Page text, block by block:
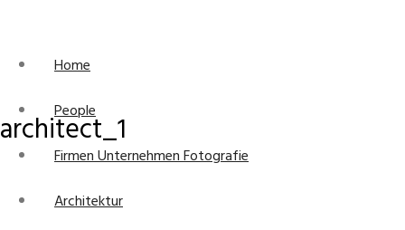
Home
People
Firmen Unternehmen Fotografie
Architektur
architect_1